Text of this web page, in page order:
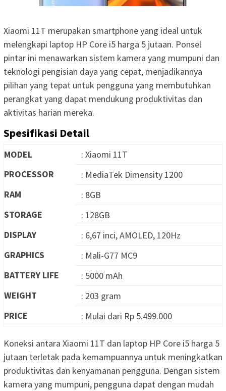
Xiaomi 11T merupakan smartphone yang ideal untuk
melengkapi laptop HP Core i5 harga 5 jutaan. Ponsel
pintar ini menawarkan sistem kamera yang mumpuni dan
teknologi pengisian daya yang cepat, menjadikannya
pilihan yang tepat untuk pengguna yang membutuhkan
perangkat yang dapat mendukung produktivitas dan
aktivitas harian mereka.
Spesifikasi Detail
MODEL
: Xiaomi 11T
PROCESSOR
: MediaTek Dimensity 1200
RAM
: 8GB
STORAGE
: 128GB
DISPLAY
: 6,67 inci, AMOLED, 120Hz
GRAPHICS
: Mali-G77 MC9
BATTERY LIFE
: 5000 mAh
WEIGHT
: 203 gram
PRICE
: Mulai dari Rp 5.499.000
Koneksi antara Xiaomi 11T dan laptop HP Core i5 harga 5
jutaan terletak pada kemampuannya untuk meningkatkan
produktivitas dan kenyamanan pengguna. Dengan sistem
kamera yang mumpuni, pengguna dapat dengan mudah